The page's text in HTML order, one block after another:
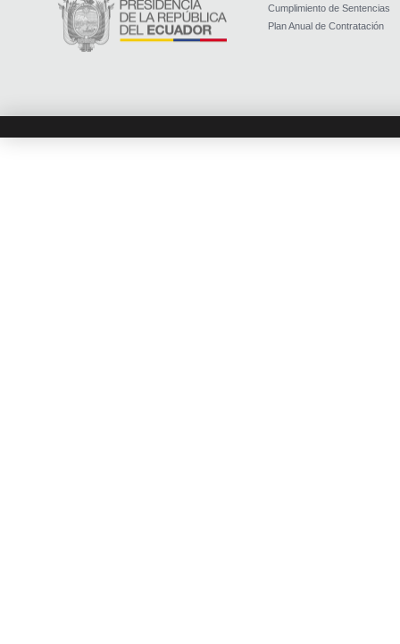
Cumplimiento de Sentencias
Plan Anual de Contratación